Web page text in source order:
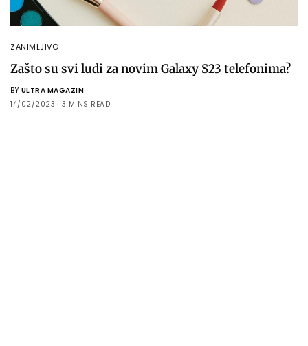
ZANIMLJIVO
Zašto su svi ludi za novim Galaxy S23 telefonima?
BY ULTRA MAGAZIN
14/02/2023
3 MINS READ